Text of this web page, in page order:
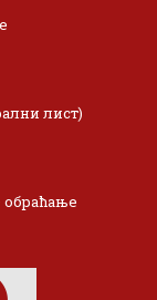
лист)
обраћање